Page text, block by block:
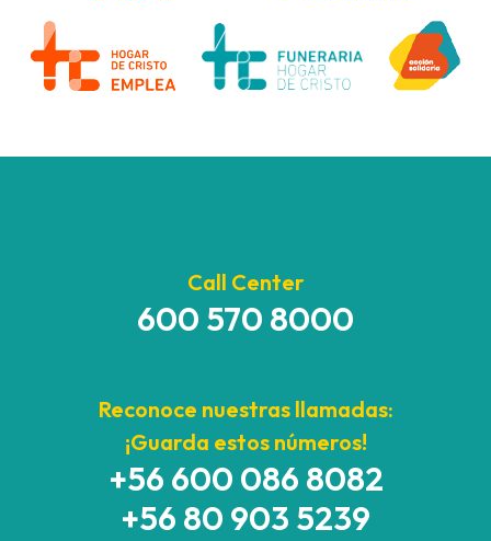
Call Center
600 570 8000
Reconoce nuestras llamadas:
¡Guarda estos números!
+56 600 086 8082
+56 80 903 5239